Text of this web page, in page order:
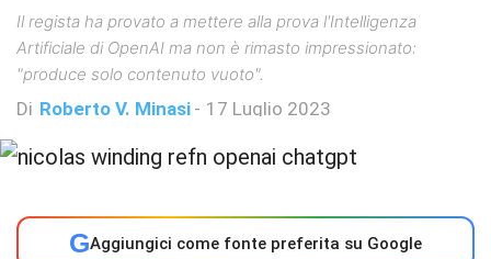
Il regista ha provato a mettere alla prova l'Intelligenza
Artificiale di OpenAI ma non è rimasto impressionato:
"produce solo contenuto vuoto".
Di Roberto V. Minasi - 17 Luglio 2023
GAggiungici come fonte preferita su Google